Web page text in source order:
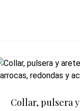
Collar, pulsera y